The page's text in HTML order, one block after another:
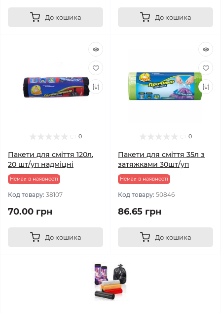
До кошика До кошика
0
Пакети для сміття 120л.
20 шт/уп надміцні
Немає в наявності
Код товару: 38107
70.00 грн
До кошика
0
Пакети для сміття 35л з
затяжками 30шт/уп
Немає в наявності
Код товару: 50846
86.65 грн
До кошика